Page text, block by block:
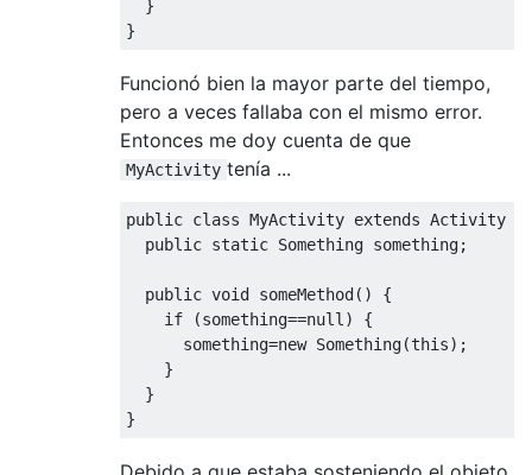
}
}
Funcionó bien la mayor parte del tiempo,
pero a veces fallaba con el mismo error.
Entonces me doy cuenta de que
MyActivity tenía ...
public class MyActivity extends Activity
public static Something something;
public void someMethod()
{
if
(something==null )
{
      something
=new Something(this);
}
}
}